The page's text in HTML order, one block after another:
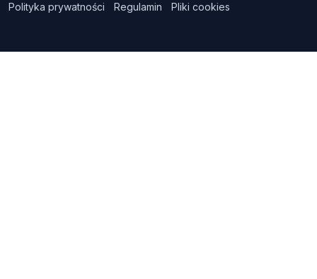
Polityka prywatności Regulamin Pliki cookies